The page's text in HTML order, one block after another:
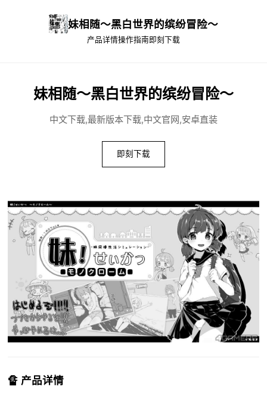
妹相随～黑白世界的缤纷冒险～
产品详情操作指南 即刻下载
妹相随～黑白世界的缤纷冒险～
中文下载,最新版本下载,中文官网,安卓直装
即刻下载
🔏 产品详情